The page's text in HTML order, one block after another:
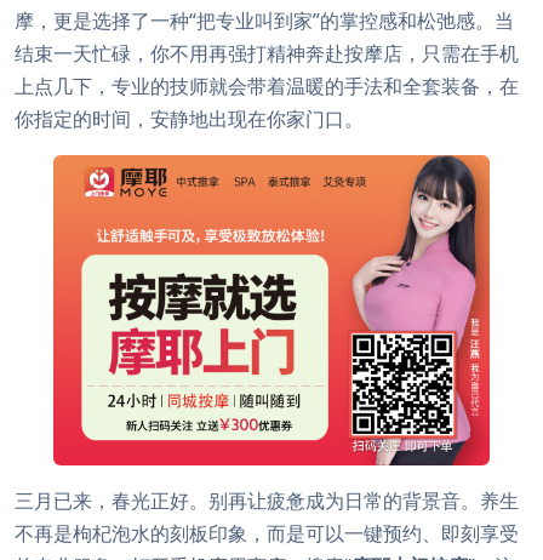
摩，更是选择了一种“把专业叫到家”的掌控感和松弛感。当
结束一天忙碌，你不用再强打精神奔赴按摩店，只需在手机
上点几下，专业的技师就会带着温暖的手法和全套装备，在
你指定的时间，安静地出现在你家门口。
三月已来，春光正好。别再让疲惫成为日常的背景音。养生
不再是枸杞泡水的刻板印象，而是可以一键预约、即刻享受